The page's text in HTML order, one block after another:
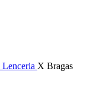
Lenceria X Bragas